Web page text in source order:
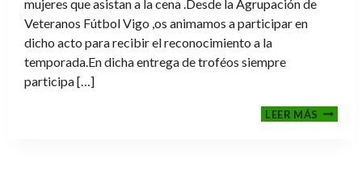
mujeres que asistan a la cena .Desde la Agrupación de
Veteranos Fútbol Vigo ,os animamos a participar en
dicho acto para recibir el reconocimiento a la
temporada.En dicha entrega de troféos siempre
participa […]
LEER MÁSCENA-